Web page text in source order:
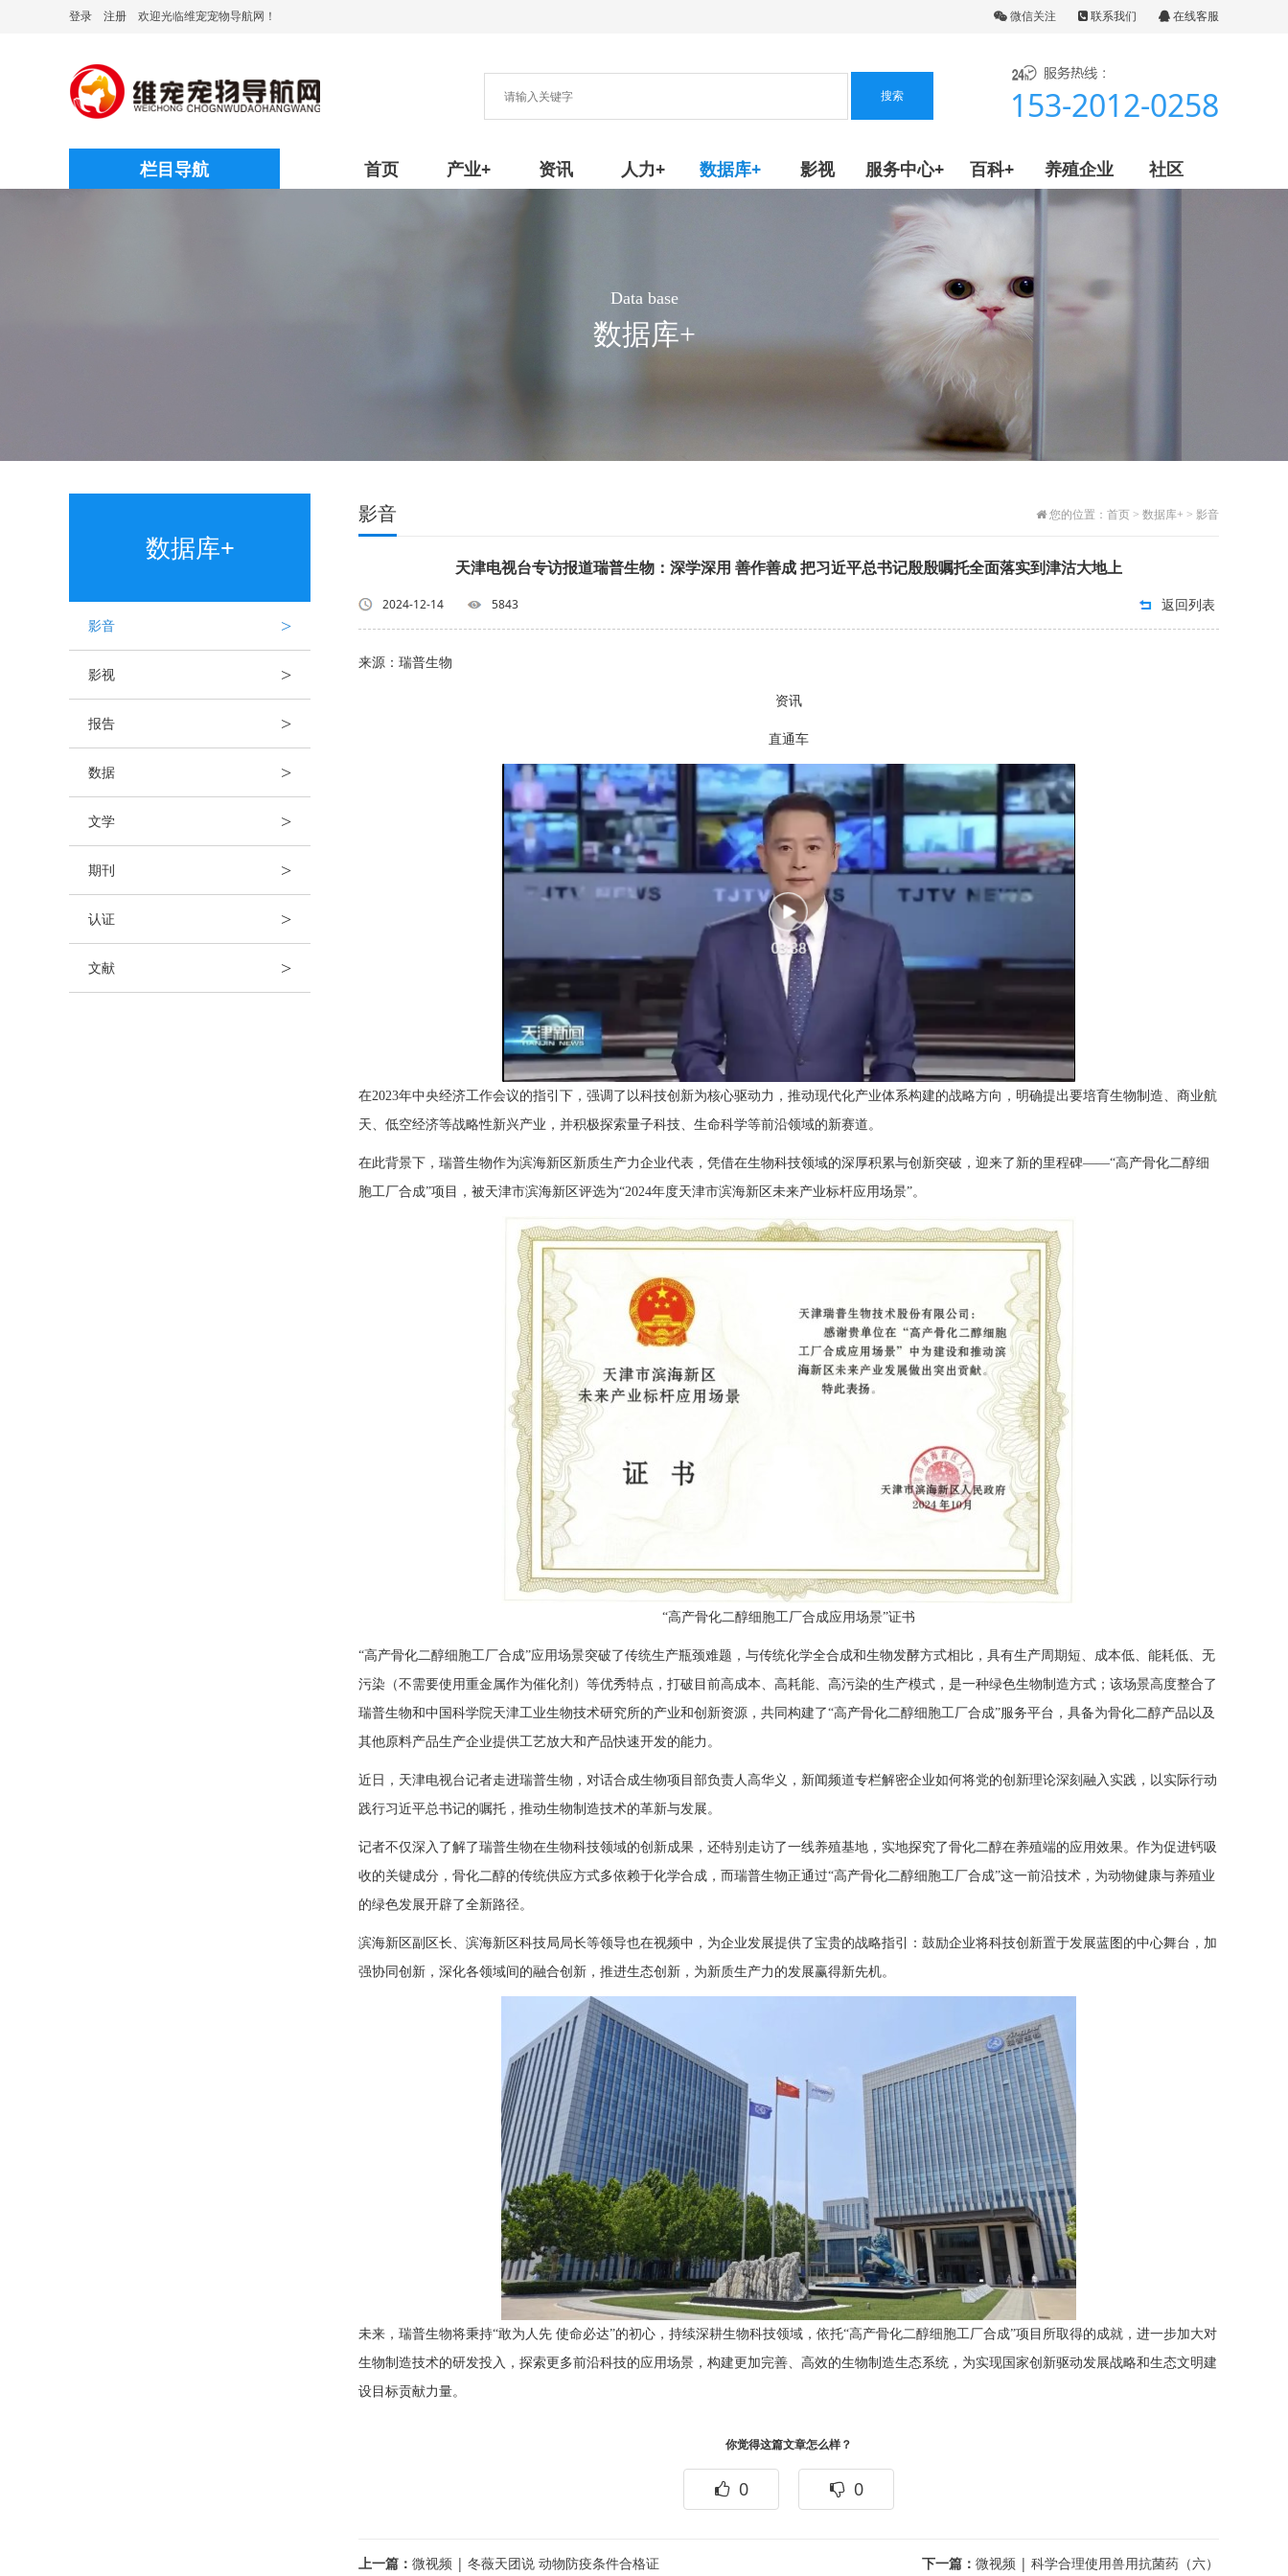
登录 注册 欢迎光临维宠宠物导航网！ 微信关注 联系我们 在线客服
153-2012-0258
栏目导航 首页 产业+ 资讯 人力+ 数据库+ 影视 服务中心+ 百科+ 养殖企业 社区
Data base
数据库+
数据库+
影音 >
影视 >
报告 >
数据 >
文学 >
期刊 >
认证 >
文献 >
影音 您的位置： 首页 > 数据库+ > 影音
天津电视台专访报道瑞普生物：深学深用 善作善成 把习近平总书记殷殷嘱托全面落实到津沽大地上
2024-12-14 5843 返回列表
来源：瑞普生物
资讯
直通车
在2023年中央经济工作会议的指引下，强调了以科技创新为核心驱动力，推动现代化产业体系构建的战略方向，明确提出要培育生物制造、商业航
天、低空经济等战略性新兴产业，并积极探索量子科技、生命科学等前沿领域的新赛道。
在此背景下，瑞普生物作为滨海新区新质生产力企业代表，凭借在生物科技领域的深厚积累与创新突破，迎来了新的里程碑——“高产骨化二醇细
胞工厂合成”项目，被天津市滨海新区评选为“2024年度天津市滨海新区未来产业标杆应用场景”。
“高产骨化二醇细胞工厂合成应用场景”证书
“高产骨化二醇细胞工厂合成”应用场景突破了传统生产瓶颈难题，与传统化学全合成和生物发酵方式相比，具有生产周期短、成本低、能耗低、无
污染（不需要使用重金属作为催化剂）等优秀特点，打破目前高成本、高耗能、高污染的生产模式，是一种绿色生物制造方式；该场景高度整合了
瑞普生物和中国科学院天津工业生物技术研究所的产业和创新资源，共同构建了“高产骨化二醇细胞工厂合成”服务平台，具备为骨化二醇产品以及
其他原料产品生产企业提供工艺放大和产品快速开发的能力。
近日，天津电视台记者走进瑞普生物，对话合成生物项目部负责人高华义，新闻频道专栏解密企业如何将党的创新理论深刻融入实践，以实际行动
践行习近平总书记的嘱托，推动生物制造技术的革新与发展。
记者不仅深入了解了瑞普生物在生物科技领域的创新成果，还特别走访了一线养殖基地，实地探究了骨化二醇在养殖端的应用效果。作为促进钙吸
收的关键成分，骨化二醇的传统供应方式多依赖于化学合成，而瑞普生物正通过“高产骨化二醇细胞工厂合成”这一前沿技术，为动物健康与养殖业
的绿色发展开辟了全新路径。
滨海新区副区长、滨海新区科技局局长等领导也在视频中，为企业发展提供了宝贵的战略指引：鼓励企业将科技创新置于发展蓝图的中心舞台，加
强协同创新，深化各领域间的融合创新，推进生态创新，为新质生产力的发展赢得新先机。
未来，瑞普生物将秉持“敢为人先 使命必达”的初心，持续深耕生物科技领域，依托“高产骨化二醇细胞工厂合成”项目所取得的成就，进一步加大对
生物制造技术的研发投入，探索更多前沿科技的应用场景，构建更加完善、高效的生物制造生态系统，为实现国家创新驱动发展战略和生态文明建
设目标贡献力量。
你觉得这篇文章怎么样？
0 0
上一篇： 微视频 | 冬薇天团说 动物防疫条件合格证 下一篇： 微视频 | 科学合理使用兽用抗菌药（六）